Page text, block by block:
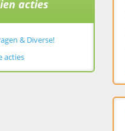
acties
& Diverse!
acties